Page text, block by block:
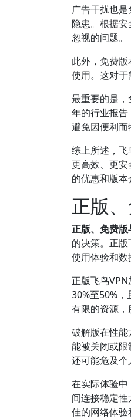
广告干扰也
隐患。根据
忽视的问题。
此外，免费
使用。这对于
最重要的是
年的行业报告
避免因便利而
综上所述，
更高效、更
的优惠和版本
正版
正版、免费版
的决策。正
使用体验和数
正版飞鸟
30%至50%
有限的资源，
破解版在性
能被关闭或
还可能危及个
在实际体验
间连接稳定
佳的网络体